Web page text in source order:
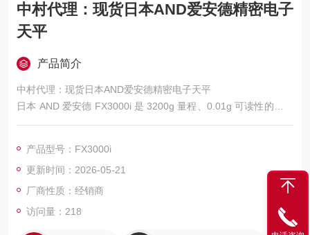
中村代理：现货日本AND爱安德精密电子
天平
产品简介
中村代理：现货日本AND爱安德精密电子天平
日本 AND 爱安德 FX3000i 是 3200g 量程、0.01g 可读性的通用
型精密天平，日本制造，核心特点是高速响应、强防护、多模式
常规称量等中高精度场景。
产品型号：FX3000i
更新时间：2026-05-21
厂商性质：经销商
访问量：218